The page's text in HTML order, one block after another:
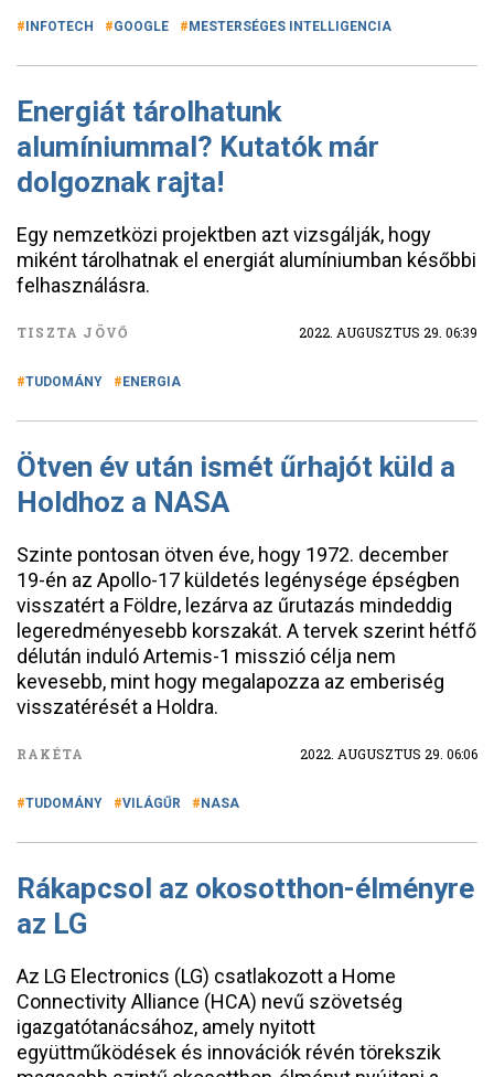
INFOTECH GOOGLE MESTERSÉGES INTELLIGENCIA
Energiát tárolhatunk
alumíniummal? Kutatók már
dolgoznak rajta!
Egy nemzetközi projektben azt vizsgálják, hogy
miként tárolhatnak el energiát alumíniumban későbbi
felhasználásra.
TISZTA JÖVŐ 2022. AUGUSZTUS 29. 06:39
TUDOMÁNY ENERGIA
Ötven év után ismét űrhajót küld a
Holdhoz a NASA
Szinte pontosan ötven éve, hogy 1972. december
19-én az Apollo-17 küldetés legénysége épségben
visszatért a Földre, lezárva az űrutazás mindeddig
legeredményesebb korszakát. A tervek szerint hétfő
délután induló Artemis-1 misszió célja nem
kevesebb, mint hogy megalapozza az emberiség
visszatérését a Holdra.
RAKÉTA 2022. AUGUSZTUS 29. 06:06
TUDOMÁNY VILÁGŰR NASA
Rákapcsol az okosotthon-élményre
az LG
Az LG Electronics (LG) csatlakozott a Home
Connectivity Alliance (HCA) nevű szövetség
igazgatótanácsához, amely nyitott
együttműködések és innovációk révén törekszik